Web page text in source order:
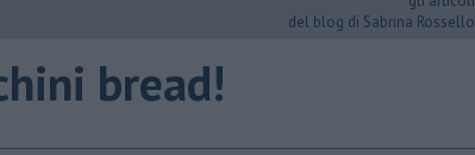
del blog di Sabrina Rossello
bread!